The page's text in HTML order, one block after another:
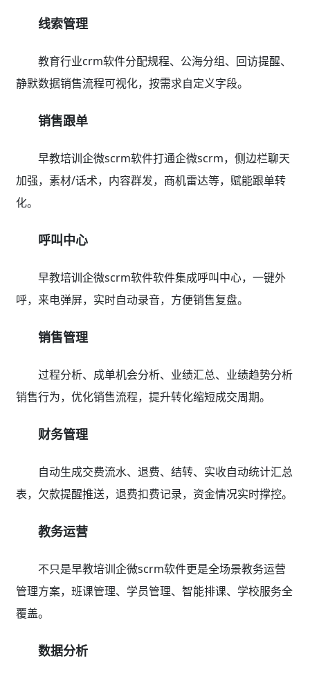
线索管理
教育行业crm软件分配规程、公海分组、回访提醒、
静默数据销售流程可视化，按需求自定义字段。
销售跟单
早教培训企微scrm软件打通企微scrm，侧边栏聊天
加强，素材/话术，内容群发，商机雷达等，赋能跟单转
化。
呼叫中心
早教培训企微scrm软件软件集成呼叫中心，一键外
呼，来电弹屏，实时自动录音，方便销售复盘。
销售管理
过程分析、成单机会分析、业绩汇总、业绩趋势分析
销售行为，优化销售流程，提升转化缩短成交周期。
财务管理
自动生成交费流水、退费、结转、实收自动统计汇总
表，欠款提醒推送，退费扣费记录，资金情况实时撑控。
教务运营
不只是早教培训企微scrm软件更是全场景教务运营
管理方案，班课管理、学员管理、智能排课、学校服务全
覆盖。
数据分析